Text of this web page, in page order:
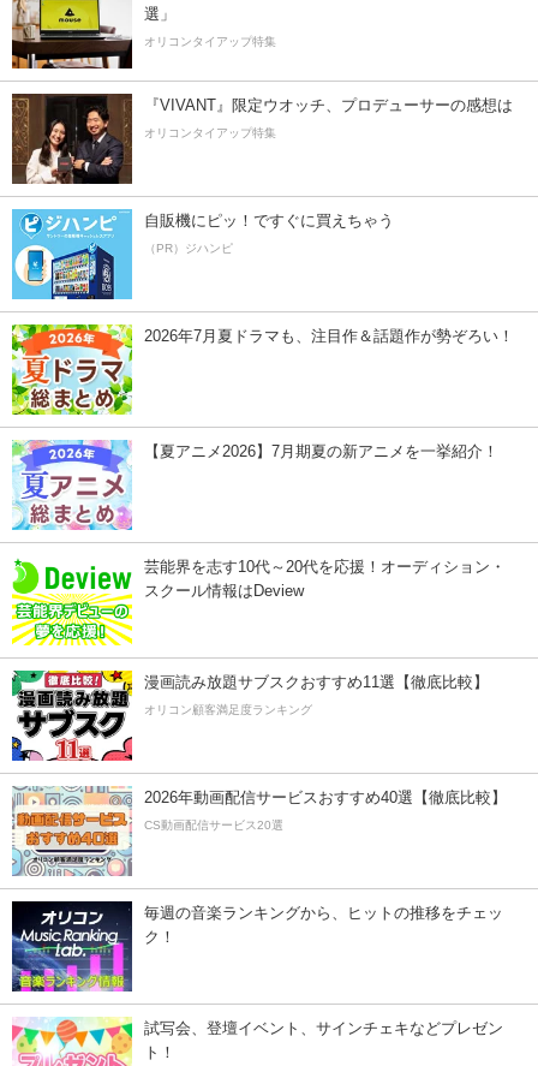
選」
オリコンタイアップ特集
『VIVANT』限定ウオッチ、プロデューサーの感想は
オリコンタイアップ特集
自販機にピッ！ですぐに買えちゃう
（PR）ジハンピ
2026年7月夏ドラマも、注目作＆話題作が勢ぞろい！
【夏アニメ2026】7月期夏の新アニメを一挙紹介！
芸能界を志す10代～20代を応援！オーディション・
スクール情報はDeview
漫画読み放題サブスクおすすめ11選【徹底比較】
オリコン顧客満足度ランキング
2026年動画配信サービスおすすめ40選【徹底比較】
CS動画配信サービス20選
毎週の音楽ランキングから、ヒットの推移をチェッ
ク！
試写会、登壇イベント、サインチェキなどプレゼン
ト！